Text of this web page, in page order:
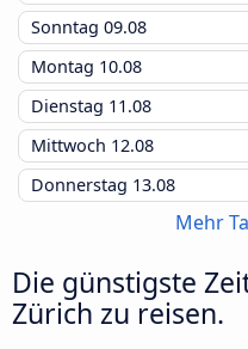
Sonntag 09.08
Montag 10.08
Dienstag 11.08
Mittwoch 12.08
Donnerstag 13.08
Mehr
Die günstigste
Zürich zu reisen.